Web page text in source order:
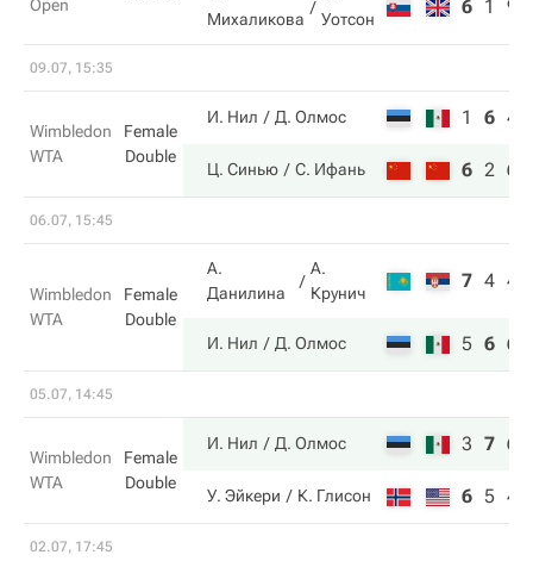
Open
Михаликова
Уотсон
6 1 9
09.07, 15:35
Wimbledon
WTA
Female
Double
И. Нил Д. Олмос 1 6 4
Ц. Синью С. Ифань 6 2 6
06.07, 15:45
Wimbledon
WTA
Female
Double
А.
Данилина
А.
Крунич
7 4 4
И. Нил Д. Олмос 5 6 6
05.07, 14:45
Wimbledon
WTA
Female
Double
И. Нил Д. Олмос 3 7 6
У. Эйкери К. Глисон 6 5 4
02.07, 17:45